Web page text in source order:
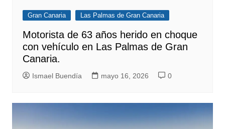
Gran Canaria Las Palmas de Gran Canaria
Motorista de 63 años herido en choque
con vehículo en Las Palmas de Gran
Canaria.
Ismael Buendía mayo 16, 2026 0